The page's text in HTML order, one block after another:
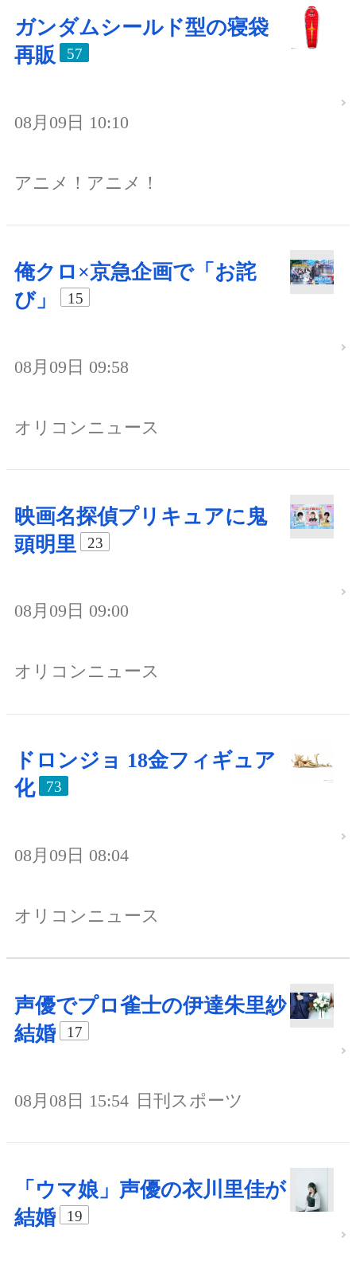
ガンダムシールド型の寝袋
再販
57
08月09日 10:10
アニメ！アニメ！
俺クロ×京急企画で「お詫
び」
15
08月09日 09:58
オリコンニュース
映画名探偵プリキュアに鬼
頭明里
23
08月09日 09:00
オリコンニュース
ドロンジョ 18金フィギュア
化
73
08月09日 08:04
オリコンニュース
声優でプロ雀士の伊達朱里紗
結婚
17
08月08日 15:54 日刊スポーツ
「ウマ娘」声優の衣川里佳が
結婚
19